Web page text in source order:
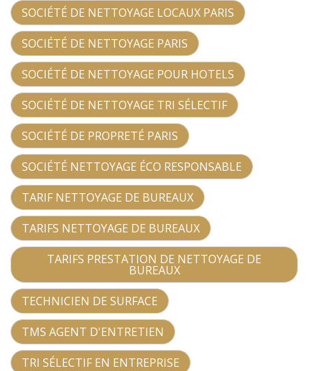
SOCIÉTÉ DE NETTOYAGE LOCAUX PARIS
SOCIÉTÉ DE NETTOYAGE PARIS
SOCIÉTÉ DE NETTOYAGE POUR HOTELS
SOCIÉTÉ DE NETTOYAGE TRI SÉLECTIF
SOCIÉTÉ DE PROPRETÉ PARIS
SOCIÉTÉ NETTOYAGE ÉCO RESPONSABLE
TARIF NETTOYAGE DE BUREAUX
TARIFS NETTOYAGE DE BUREAUX
TARIFS PRESTATION DE NETTOYAGE DE
BUREAUX
TECHNICIEN DE SURFACE
TMS AGENT D'ENTRETIEN
TRI SÉLECTIF EN ENTREPRISE